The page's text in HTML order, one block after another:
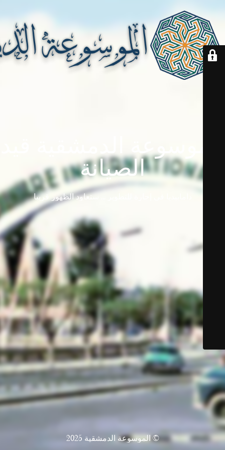
الصيانة
دامابيديا في إجازة للتطوير ... ستعاود الظهور قريباً
© الموسوعة الدمشقية 2025